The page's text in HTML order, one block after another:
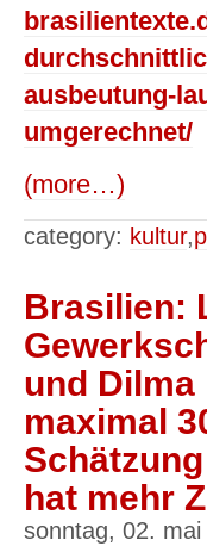
ausbeutung-
umgerechnet/
(more…)
category: kultur,
Brasilien:
und
maximal
hat mehr
sonntag, 02.